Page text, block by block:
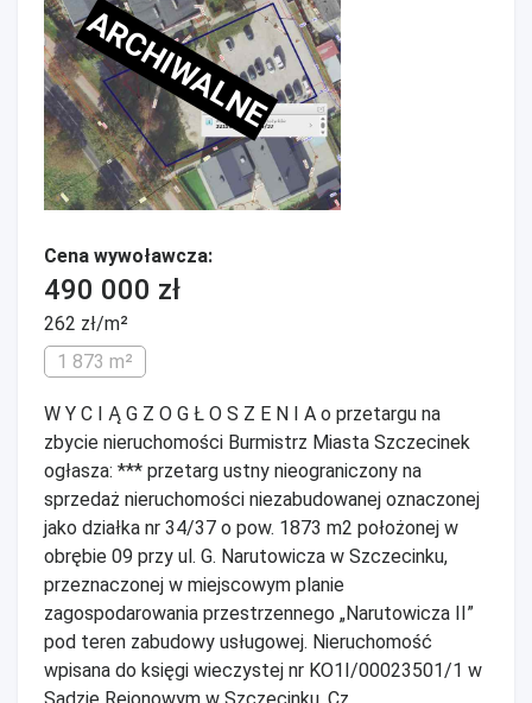
ARCHIWALNE
Cena wywoławcza:
490 000 zł
262 zł/m²
1 873 m²
W Y C I Ą G Z O G Ł O S Z E N I A o przetargu na
zbycie nieruchomości Burmistrz Miasta Szczecinek
ogłasza: *** przetarg ustny nieograniczony na
sprzedaż nieruchomości niezabudowanej oznaczonej
jako działka nr 34/37 o pow. 1873 m2 położonej w
obrębie 09 przy ul. G. Narutowicza w Szczecinku,
przeznaczonej w miejscowym planie
zagospodarowania przestrzennego „Narutowicza II”
pod teren zabudowy usługowej. Nieruchomość
wpisana do księgi wieczystej nr KO1I/00023501/1 w